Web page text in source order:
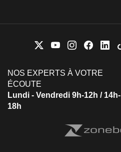
NOS EXPERTS À VOTRE
ÉCOUTE
Lundi - Vendredi 9h-12h / 14h-
18h